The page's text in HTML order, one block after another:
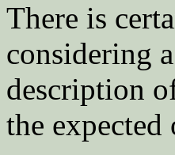
There is
considering
description
the expected